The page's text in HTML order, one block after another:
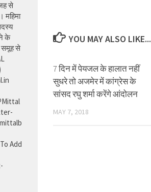
YOU MAY ALSO LIKE...
7 दिन में पेयजल के हालात नहीं
सुधरे तो अजमेर में कांग्रेस के
सांसद रघु शर्मा करेंगे आंदोलन
MAY 7, 2018
से
महिमा
के
समूह से
Add